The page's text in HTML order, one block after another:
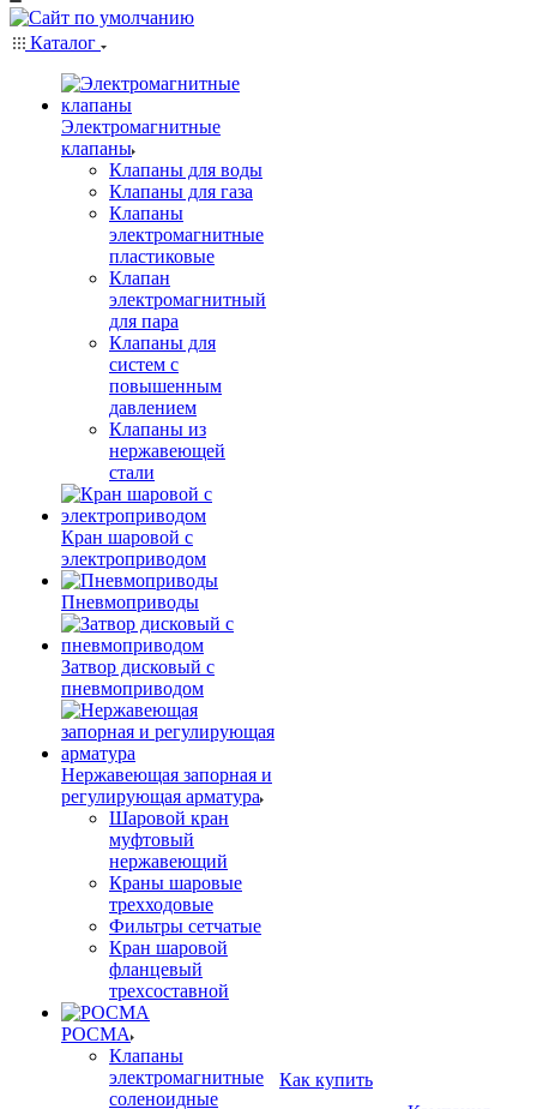
Каталог
Электромагнитные
клапаны
Клапаны для воды
Клапаны для газа
Клапаны
электромагнитные
пластиковые
Клапан
электромагнитный
для пара
Клапаны для
систем с
повышенным
давлением
Клапаны из
нержавеющей
стали
Кран шаровой с
электроприводом
Пневмоприводы
Затвор дисковый с
пневмоприводом
Нержавеющая запорная и
регулирующая арматура
Шаровой кран
муфтовый
нержавеющий
Краны шаровые
трехходовые
Фильтры сетчатые
Кран шаровой
фланцевый
трехсоставной
РОСМА
Клапаны
электромагнитные
соленоидные
Как купить